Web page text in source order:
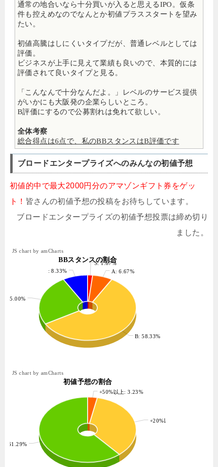
通常の地合いなら十分買いが入ると思えるIPO。仮条
件も控えめなのでなんとか初値プラススタートを望み
たい。
初値高騰はしにくいタイプだが、普通レベルとしては
評価。
ビジネスが上手に見えて業績も良いので、本質的には
評価されて良いタイプと見る。
「こんなんで十分なんだよ。」レベルのサービス提供
がいかにも大阪発の企業らしいところ。
B評価にするので公募割れは免れて欲しい。
全体考察
総合得点は6点で、私のBBスタンスはB評価です
ブロードエンタープライズへのみんなの初値予想
初値的中で最大2000円分のアマゾンギフト券をゲッ
ト！ 皆さんの初値予想の投稿をお待ちしています。
ブロードエンタープライズの初値予想投票は締め切り
ました。
: 8.33%
: 25.00%
S: 1.67%
A: 6.67%
B: 58.33%
BBスタンスの割合
JS chart by amCharts
+50%以上: 3.23%
+20%以上: 35.48%
61.29%
初値予想の割合
JS chart by amCharts